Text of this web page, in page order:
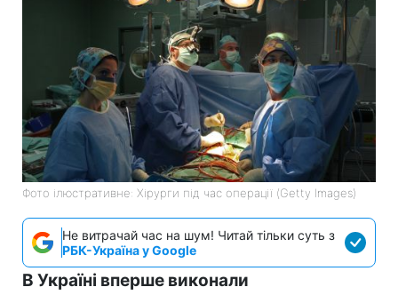
Фото ілюстративне: Хірурги під час операції (Getty Images)
Не витрачай час на шум! Читай тільки суть з
РБК-Україна у Google
В Україні вперше виконали